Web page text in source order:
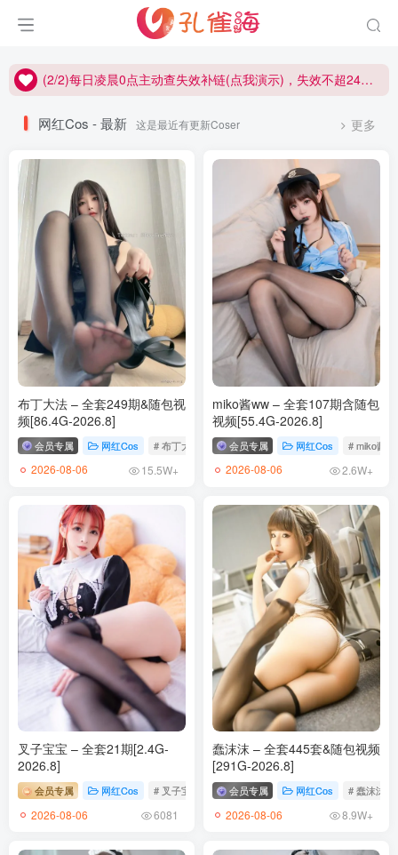
(2/2)每日凌晨0点主动查失效补链(点我演示)，失效不超24小时，
(2/2)每日凌晨0点主动查失效补链(点我演示)，失效不超24小时，
网红Cos - 最新 这是最近有更新Coser 更多
布丁大法 – 全套249期&随包视
频[86.4G-2026.8]
会员专属 网红Cos # 布丁大法
2026-08-06 15.5W+
miko酱ww – 全套107期含随包
视频[55.4G-2026.8]
会员专属 网红Cos # miko酱
2026-08-06 2.6W+
叉子宝宝 – 全套21期[2.4G-
2026.8]
会员专属 网红Cos # 叉子宝宝
2026-08-06 6081
蠢沫沫 – 全套445套&随包视频
[291G-2026.8]
会员专属 网红Cos # 蠢沫沫
2026-08-06 8.9W+